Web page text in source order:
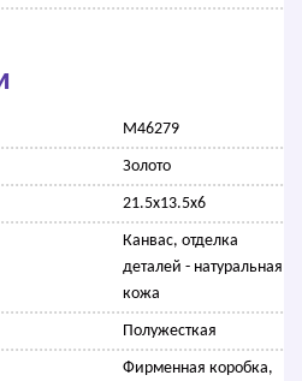
M46279
Золото
21.5х13.5х6
Канвас, отделка
деталей - натуральная
кожа
Полужесткая
Фирменная коробка,